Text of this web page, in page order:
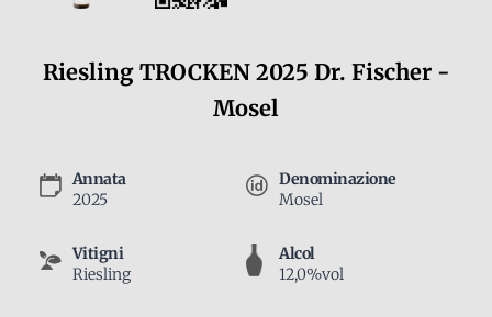
Riesling TROCKEN 2025 Dr. Fischer -
Mosel
Annata
2025
Denominazione
Mosel
Vitigni
Riesling
Alcol
12,0%vol